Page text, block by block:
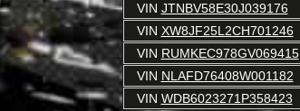
VIN JTNBV58E30J039176
VIN XW8JF25L2CH701246
VIN RUMKEC978GV069415
VIN NLAFD76408W001182
VIN WDB6023271P358423